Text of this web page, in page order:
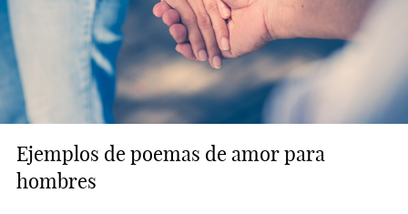
Ejemplos de poemas de amor para
hombres